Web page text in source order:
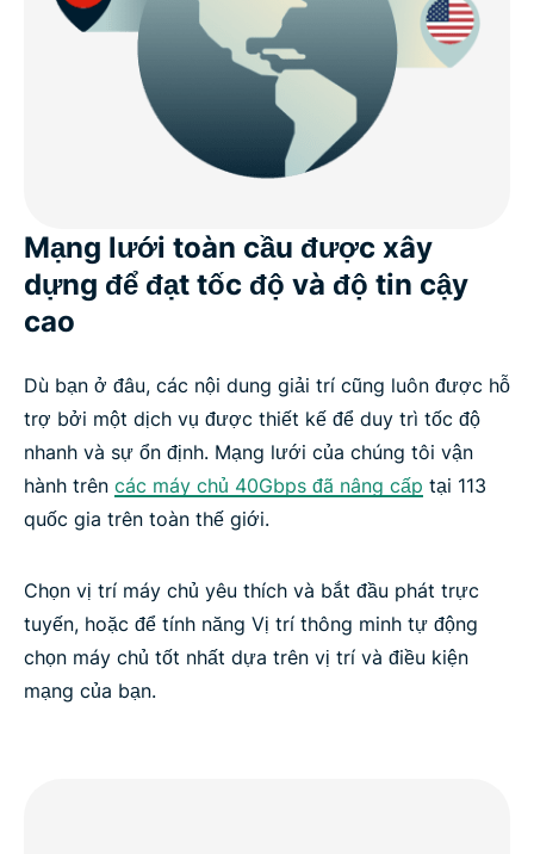
Mạng lưới toàn cầu được xây
dựng để đạt tốc độ và độ tin cậy
cao
Dù bạn ở đâu, các nội dung giải trí cũng luôn được hỗ
trợ bởi một dịch vụ được thiết kế để duy trì tốc độ
nhanh và sự ổn định. Mạng lưới của chúng tôi vận
hành trên các máy chủ 40Gbps đã nâng cấp tại 113
quốc gia trên toàn thế giới.
Chọn vị trí máy chủ yêu thích và bắt đầu phát trực
tuyến, hoặc để tính năng Vị trí thông minh tự động
chọn máy chủ tốt nhất dựa trên vị trí và điều kiện
mạng của bạn.